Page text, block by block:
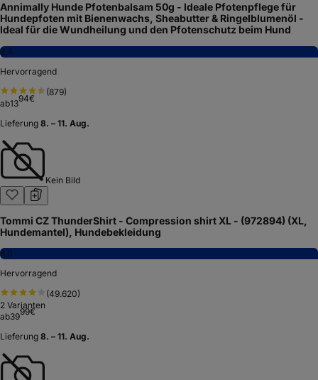
Annimally Hunde Pfotenbalsam 50g - Ideale Pfotenpflege für
Hundepfoten mit Bienenwachs, Sheabutter & Ringelblumenöl -
Ideal für die Wundheilung und den Pfotenschutz beim Hund
8,4
Hervorragend
(879)
ab1394€
Lieferung 8. – 11. Aug.
Kein Bild
Tommi CZ ThunderShirt - Compression shirt XL - (972894) (XL,
Hundemantel), Hundebekleidung
8,0
Hervorragend
(49.620)
2 Varianten
ab3999€
Lieferung 8. – 11. Aug.